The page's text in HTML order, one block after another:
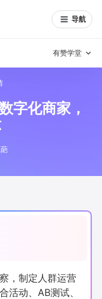
导航
有赞学堂
长公开课
字化商家，
，制定人群运营
活动、AB测试、